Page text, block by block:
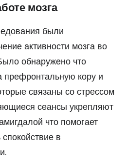
мозга
были
активности мозга во
обнаружено что
префронтальную кору и
связаны со стрессом
сеансы укрепляют
что помогает
в